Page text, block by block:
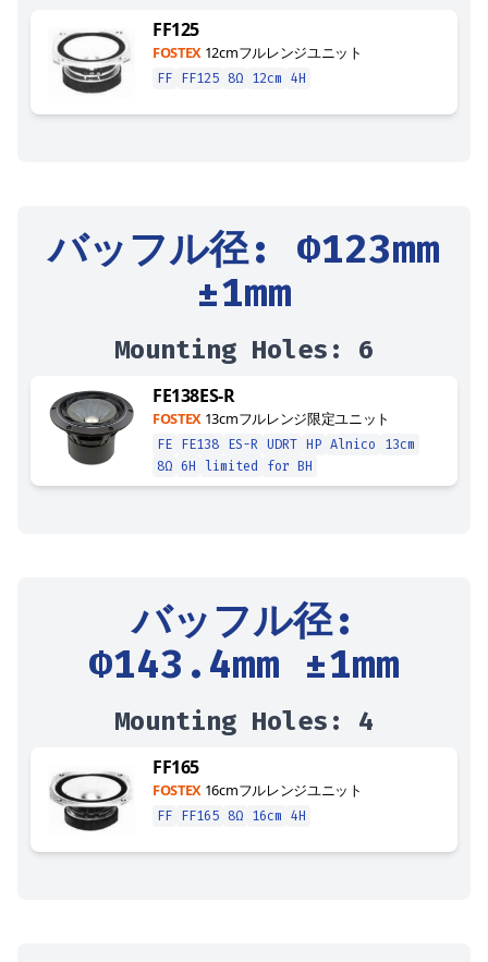
FF125
FOSTEX 12cmフルレンジユニット
FF FF125 8Ω 12cm 4H
バッフル径: Φ123mm
±1mm
Mounting Holes: 6
FE138ES-R
FOSTEX 13cmフルレンジ限定ユニット
FE FE138 ES-R UDRT HP Alnico
13cm
8Ω 6H limited for BH
バッフル径:
Φ143.4mm ±1mm
Mounting Holes: 4
FF165
FOSTEX 16cmフルレンジユニット
FF FF165 8Ω 16cm 4H